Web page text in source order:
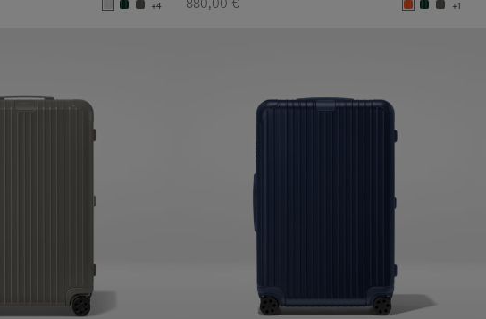
+4
880,00 €
+1